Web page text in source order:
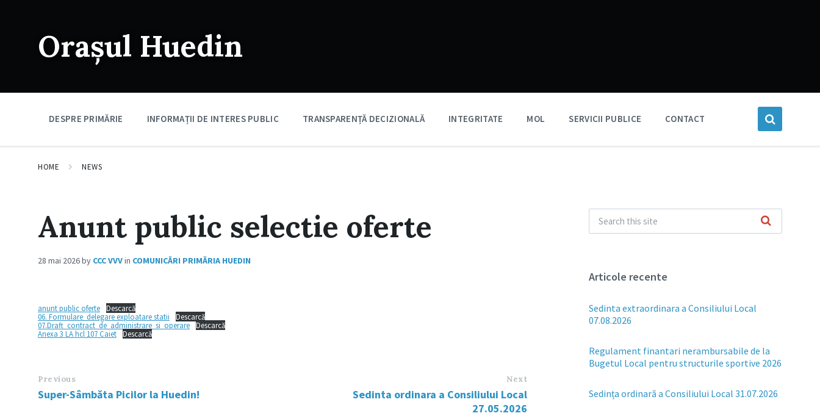
navigationOrașul Huedin
DESPRE PRIMĂRIE INFORMAȚII DE INTERES PUBLIC TRANSPARENȚĂ DECIZIONALĂ INTEGRITATE MOL SERVICII PUBLICE CONTACT
HOME NEWS
Anunt public selectie oferte
28 mai 2026by CCC VVVin COMUNICĂRI PRIMĂRIA HUEDIN
anunt public oferte
Descarcă
06. Formulare_delegare exploatare statii
Descarcă
07.Draft_contract_de_administrare_si_operare
Descarcă
Anexa 3 LA hcl 107 Caiet
Descarcă
Previous
Super-Sâmbăta Picilor la Huedin!
Next
Sedinta ordinara a Consiliului Local
27.05.2026
Articole recente
Sedinta extraordinara a Consiliului Local
07.08.2026
Regulament finantari nerambursabile de la
Bugetul Local pentru structurile sportive 2026
Sedința ordinară a Consiliului Local 31.07.2026